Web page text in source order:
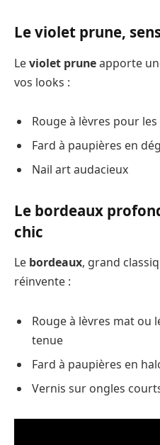
Le violet prune,
Leviolet pruneapporte
vos looks :
Rouge à lèvres pour
Fard à paupières en
Nail art audacieux
Le bordeaux
chic
Le bordeaux, grand
réinvente :
Rouge à lèvres mat ou
tenue
Fard à paupières en
Vernis sur ongles